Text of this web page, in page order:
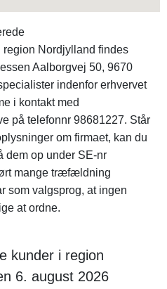
Nordjylland findes
Aalborgvej 50, 9670
indenfor erhvervet
i kontakt med
på telefonnr 98681227. Står
om firmaet, kan du
dem op under SE-nr
mange træfældning
som valgsprog, at ingen
at ordne.
kunder i region
6. august 2026